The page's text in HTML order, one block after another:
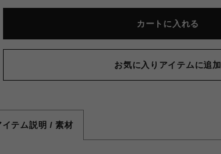
カートに入れる
お気に入りアイテムに追加
イテム説明 / 素材